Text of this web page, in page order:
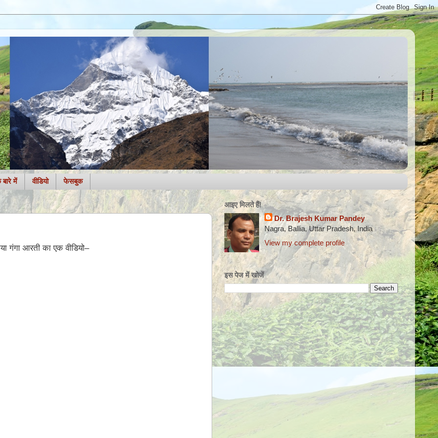
में वीडियो फेसबुक
गंगा आरती का एक वीडियो–
आइए मिलते हैंǃ
Dr. Brajesh Kumar Pandey
Nagra, Ballia, Uttar Pradesh, India
View my complete profile
इस पेज में खोजें